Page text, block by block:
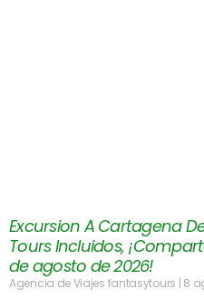
Excursion A Cartagena
Tours Incluidos,
de agosto de 2026!
Agencia de Viajes fantasytours 8